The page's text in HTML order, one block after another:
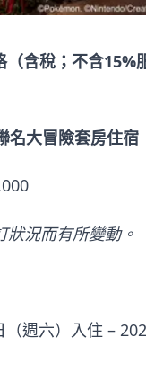
（含稅；不含15%
名大冒險套房住宿
狀況而有所變動。
週六）入住 –